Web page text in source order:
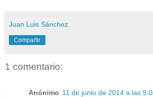
Juan Luis Sánchez
Compartir
1 comentario:
Anónimo 11 de junio de 2014 a las